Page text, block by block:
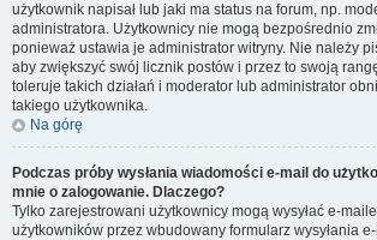
użytkownik napisał lub jaki ma status na forum, np.
administratora. Użytkownicy nie mogą bezpośrednio
ponieważ ustawia je administrator witryny. Nie należy
aby zwiększyć swój licznik postów i przez to swoją
toleruje takich działań i moderator lub administrator
takiego użytkownika.
Na górę
Podczas próby wysłania wiadomości e-mail do
mnie o zalogowanie. Dlaczego?
Tylko zarejestrowani użytkownicy mogą wysyłać e-
użytkowników przez wbudowany formularz wysyłania